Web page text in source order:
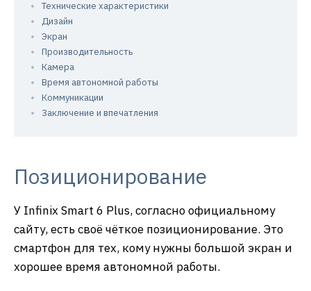
Технические характеристики
Дизайн
Экран
Производительность
Камера
Время автономной работы
Коммуникации
Заключение и впечатления
Позиционирование
У Infinix Smart 6 Plus, согласно официальному
сайту, есть своё чёткое позиционирование. Это
смартфон для тех, кому нужны большой экран и
хорошее время автономной работы.